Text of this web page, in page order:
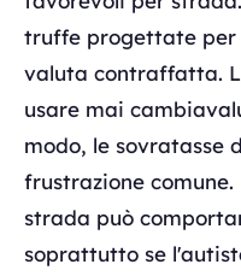
truffe progettate
valuta contraffatta.
usare mai
modo, le sovratasse
frustrazione
strada può
soprattutto se